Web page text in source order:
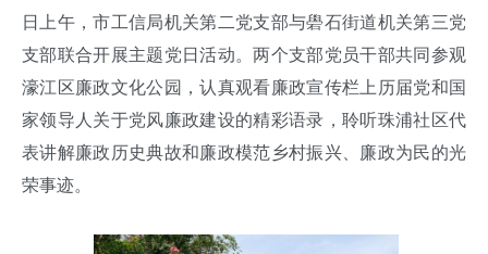
日上午，市工信局机关第二党支部与礐石街道机关第三党
支部联合开展主题党日活动。两个支部党员干部共同参观
濠江区廉政文化公园，认真观看廉政宣传栏上历届党和国
家领导人关于党风廉政建设的精彩语录，聆听珠浦社区代
表讲解廉政历史典故和廉政模范乡村振兴、廉政为民的光
荣事迹。